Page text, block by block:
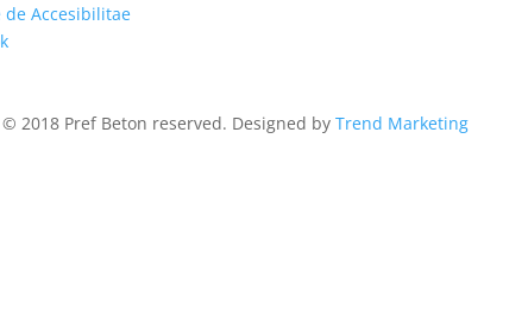
de Accesibilitae
2018 Pref Beton reserved. Designed byTrend Marketing